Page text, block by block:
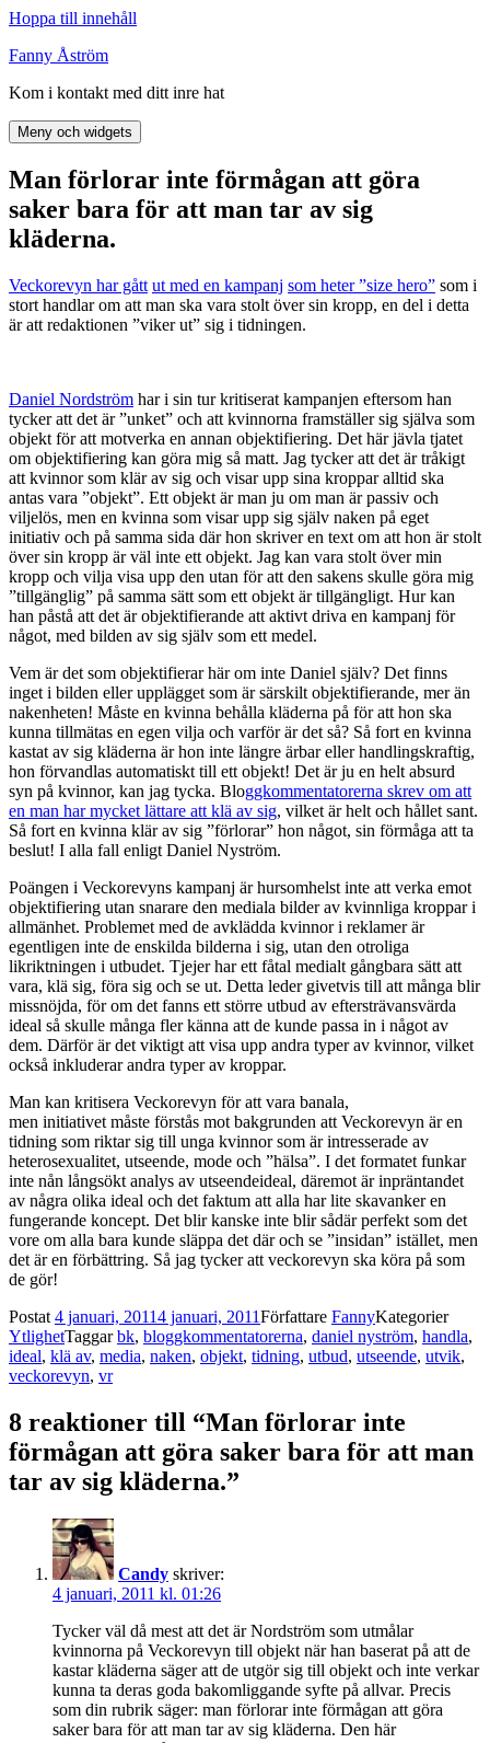
Hoppa till innehåll
Fanny Åström
Kom i kontakt med ditt inre hat
Meny och widgets
Man förlorar inte förmågan att göra
saker bara för att man tar av sig
kläderna.
Veckorevyn har gått ut med en kampanj som heter ”size hero” som i
stort handlar om att man ska vara stolt över sin kropp, en del i detta
är att redaktionen ”viker ut” sig i tidningen.
Daniel Nordström har i sin tur kritiserat kampanjen eftersom han
tycker att det är ”unket” och att kvinnorna framställer sig själva som
objekt för att motverka en annan objektifiering. Det här jävla tjatet
om objektifiering kan göra mig så matt. Jag tycker att det är tråkigt
att kvinnor som klär av sig och visar upp sina kroppar alltid ska
antas vara ”objekt”. Ett objekt är man ju om man är passiv och
viljelös, men en kvinna som visar upp sig själv naken på eget
initiativ och på samma sida där hon skriver en text om att hon är stolt
över sin kropp är väl inte ett objekt. Jag kan vara stolt över min
kropp och vilja visa upp den utan för att den sakens skulle göra mig
”tillgänglig” på samma sätt som ett objekt är tillgängligt. Hur kan
han påstå att det är objektifierande att aktivt driva en kampanj för
något, med bilden av sig själv som ett medel.
Vem är det som objektifierar här om inte Daniel själv? Det finns
inget i bilden eller upplägget som är särskilt objektifierande, mer än
nakenheten! Måste en kvinna behålla kläderna på för att hon ska
kunna tillmätas en egen vilja och varför är det så? Så fort en kvinna
kastat av sig kläderna är hon inte längre ärbar eller handlingskraftig,
hon förvandlas automatiskt till ett objekt! Det är ju en helt absurd
syn på kvinnor, kan jag tycka. Bloggkommentatorerna skrev om att
en man har mycket lättare att klä av sig, vilket är helt och hållet sant.
Så fort en kvinna klär av sig ”förlorar” hon något, sin förmåga att ta
beslut! I alla fall enligt Daniel Nyström.
Poängen i Veckorevyns kampanj är hursomhelst inte att verka emot
objektifiering utan snarare den mediala bilder av kvinnliga kroppar i
allmänhet. Problemet med de avklädda kvinnor i reklamer är
egentligen inte de enskilda bilderna i sig, utan den otroliga
likriktningen i utbudet. Tjejer har ett fåtal medialt gångbara sätt att
vara, klä sig, föra sig och se ut. Detta leder givetvis till att många blir
missnöjda, för om det fanns ett större utbud av eftersträvansvärda
ideal så skulle många fler känna att de kunde passa in i något av
dem. Därför är det viktigt att visa upp andra typer av kvinnor, vilket
också inkluderar andra typer av kroppar.
Man kan kritisera Veckorevyn för att vara banala,
men initiativet måste förstås mot bakgrunden att Veckorevyn är en
tidning som riktar sig till unga kvinnor som är intresserade av
heterosexualitet, utseende, mode och ”hälsa”. I det formatet funkar
inte nån långsökt analys av utseendeideal, däremot är inpräntandet
av några olika ideal och det faktum att alla har lite skavanker en
fungerande koncept. Det blir kanske inte blir sådär perfekt som det
vore om alla bara kunde släppa det där och se ”insidan” istället, men
det är en förbättring. Så jag tycker att veckorevyn ska köra på som
de gör!
Postat 4 januari, 20114 januari, 2011Författare FannyKategorier
YtlighetTaggarbk, bloggkommentatorerna, daniel nyström, handla,
ideal, klä av, media, naken, objekt, tidning, utbud, utseende, utvik,
veckorevyn, vr
8 reaktioner till “Man förlorar inte
förmågan att göra saker bara för att man
tar av sig kläderna.”
Candy skriver:
4 januari, 2011 kl. 01:26
Tycker väl då mest att det är Nordström som utmålar
kvinnorna på Veckorevyn till objekt när han baserat på att de
kastar kläderna säger att de utgör sig till objekt och inte verkar
kunna ta deras goda bakomliggande syfte på allvar. Precis
som din rubrik säger: man förlorar inte förmågan att göra
saker bara för att man tar av sig kläderna. Den här